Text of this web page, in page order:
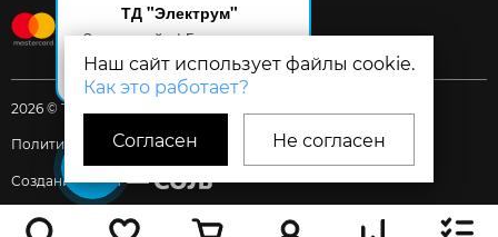
ТД "Электрум"
Здравствуйте! Готов помочь
вам. Напишите мне, если у
вас появятся вопросы.
Наш сайт использует файлы cookie.
Как это работает?
Согласен Не согласен
2026 © Торговый дом «Электрум»
Политика и Согласия
Создание сайта